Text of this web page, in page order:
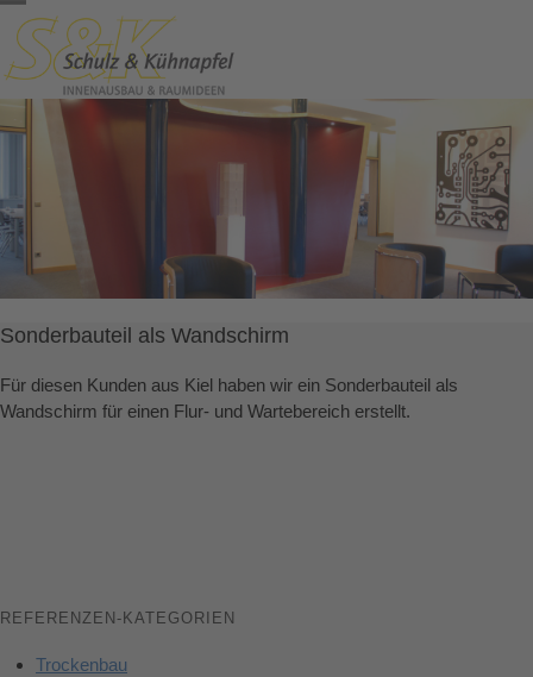
Skip
content
Open
mobile
menu
Close
mobile
menu
Sonderbauteil als Wandschirm
Für diesen Kunden aus Kiel haben wir ein Sonderbauteil als
Wandschirm für einen Flur- und Wartebereich erstellt.
REFERENZEN-KATEGORIEN
Trockenbau